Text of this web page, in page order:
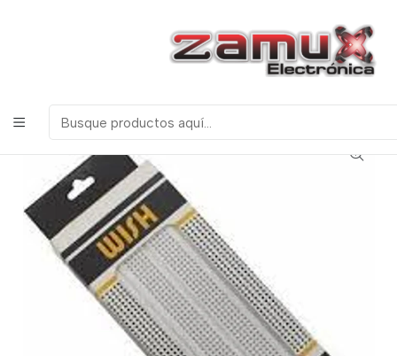
ELECTRONICOS, ROBOTICA & TECNOLOGIA
Discretos
Protoboards
PROTOBOARD WISH WB102